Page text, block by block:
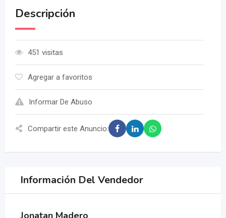
Descripción
451 visitas
Agregar a favoritos
Informar De Abuso
Compartir este Anuncio:
Información Del Vendedor
Jonatan Madero